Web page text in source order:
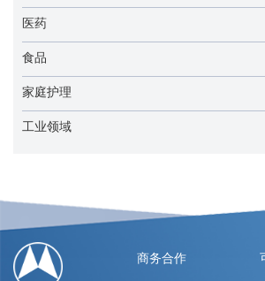
医药
食品
家庭护理
工业领域
商务合作